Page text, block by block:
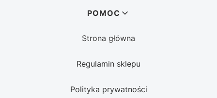
POMOC
Strona główna
Regulamin sklepu
Polityka prywatności